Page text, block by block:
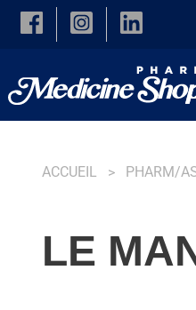
Skip to main content
ACCUEIL PHARM/
LE